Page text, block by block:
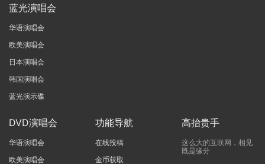
蓝光演唱会
华语演唱会
欧美演唱会
日本演唱会
韩国演唱会
蓝光演示碟
DVD演唱会
华语演唱会
欧美演唱会
功能导航
在线投稿
金币获取
高抬贵手
这么大的互联网，相见
既是缘分